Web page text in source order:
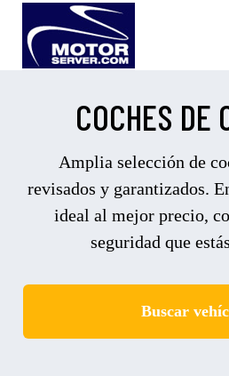
COCHES DE
Amplia selección de
revisados y garantizados.
ideal al mejor precio,
seguridad que
Buscar